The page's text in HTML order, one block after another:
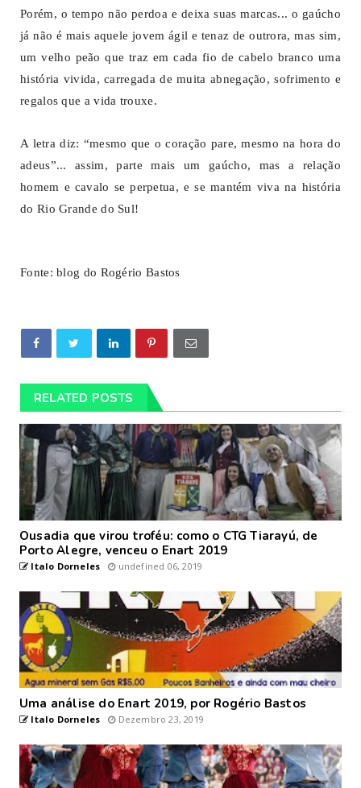
Porém, o tempo não perdoa e deixa suas marcas... o gaúcho
já não é mais aquele jovem ágil e tenaz de outrora, mas sim,
um velho peão que traz em cada fio de cabelo branco uma
história vivida, carregada de muita abnegação, sofrimento e
regalos que a vida trouxe.
A letra diz: “mesmo que o coração pare, mesmo na hora do
adeus”... assim, parte mais um gaúcho, mas a relação
homem e cavalo se perpetua, e se mantém viva na história
do Rio Grande do Sul!
Fonte: blog do Rogério Bastos
RELATED POSTS
Ousadia que virou troféu: como o CTG Tiarayú, de
Porto Alegre, venceu o Enart 2019
Italo Dorneles undefined 06, 2019
Uma análise do Enart 2019, por Rogério Bastos
Italo Dorneles Dezembro 23, 2019